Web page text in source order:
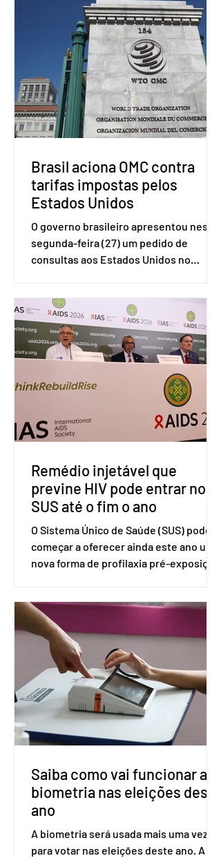
Brasil aciona OMC contra
tarifas impostas pelos
Estados Unidos
O governo brasileiro apresentou nesta
segunda-feira (27) um pedido de
consultas aos Estados Unidos no
(OMC), contestando duas medidas
tarifárias adotadas pelo país norte-
americano com base na Seção 301 da
Lei de Comércio de 1974. Segundo nota
divulgada pelo Ministério das Relações
Exteriores, o Brasil considera que as
incompatíveis com as obrigações
assumidas pelos Estados Unid
Remédio injetável que
previne HIV pode entrar no
SUS até o fim o ano
O Sistema Único de Saúde (SUS) pode
começar a oferecer ainda este ano uma
nova forma de profilaxia pré-exposição
medicamento carbotegravir, que
impede a replicação do vírus de forma
prolongada e pode ser tomado a cada
dois meses. O pedido de inclusão vai
ser encaminhado pelo Ministério da
Saúde à Comissão Nacional de
Incorporação de Novas Tecnologias no
SUS (Conitec) na semana que vem. A
Conitec é um colegiado
Saiba como vai funcionar a
biometria nas eleições deste
ano
A biometria será usada mais uma vez
para votar nas eleições deste ano. A